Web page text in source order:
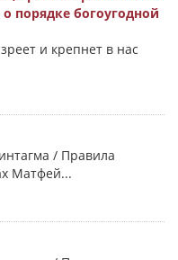
порядке богоугодной
и крепнет в нас
/ Правила
Матфей...